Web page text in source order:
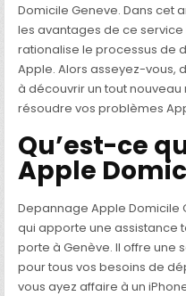
Domicile Geneve. Dans cet
les avantages de ce
rationalise le processus de
Apple. Alors asseyez-
à découvrir un tout
résoudre vos problèmes
Qu’est-ce
Apple
Depannage Apple Domicile
qui apporte une assistance
porte à Genève. Il offre une
pour tous vos besoins de
vous ayez affaire à un